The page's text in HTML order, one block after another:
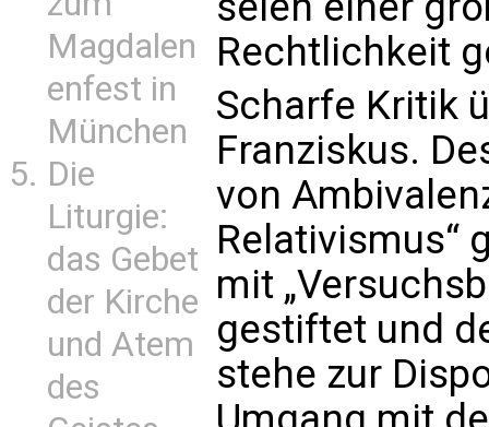
Magdalen
enfest in
München
Die
Liturgie:
das Gebet
der Kirche
und Atem
des
Rechtlichkeit
Scharfe Kritik
Franziskus.
von
Relativismus“
mit
gestiftet und
stehe zur